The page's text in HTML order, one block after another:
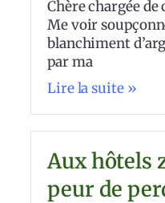
Chère chargée
Me voir
blanchiment
par ma
Lire la suite »
Aux hôtels
peur de